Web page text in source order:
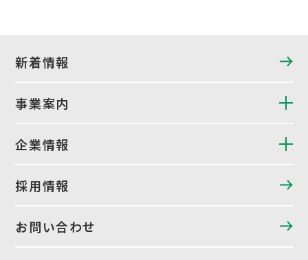
新着情報
事業案内
企業情報
採用情報
お問い合わせ